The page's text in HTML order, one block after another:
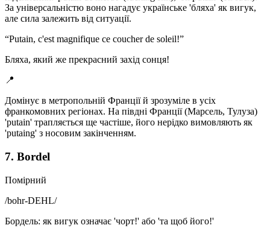
За універсальністю воно нагадує українське 'бляха' як вигук,
але сила залежить від ситуації.
“Putain, c'est magnifique ce coucher de soleil!”
Бляха, який же прекрасний захід сонця!
📍
Домінує в метропольній Франції й зрозуміле в усіх
франкомовних регіонах. На півдні Франції (Марсель, Тулуза)
'putain' трапляється ще частіше, його нерідко вимовляють як
'putaing' з носовим закінченням.
7. Bordel
Помірний
/bohr-DEHL/
Бордель: як вигук означає 'чорт!' або 'та щоб його!'